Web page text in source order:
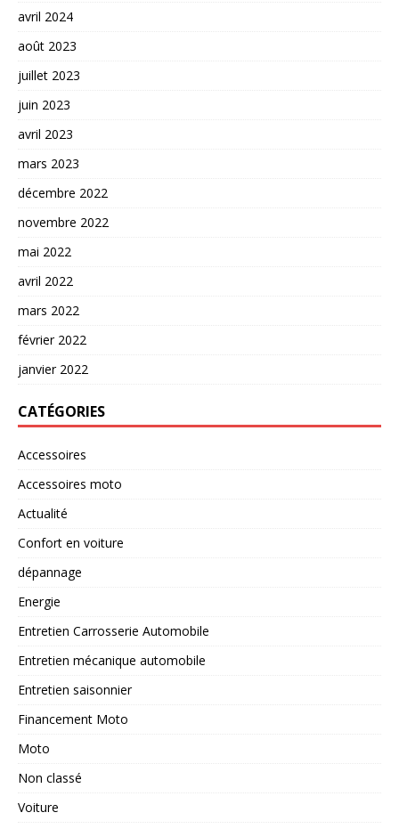
avril 2024
août 2023
juillet 2023
juin 2023
avril 2023
mars 2023
décembre 2022
novembre 2022
mai 2022
avril 2022
mars 2022
février 2022
janvier 2022
CATÉGORIES
Accessoires
Accessoires moto
Actualité
Confort en voiture
dépannage
Energie
Entretien Carrosserie Automobile
Entretien mécanique automobile
Entretien saisonnier
Financement Moto
Moto
Non classé
Voiture